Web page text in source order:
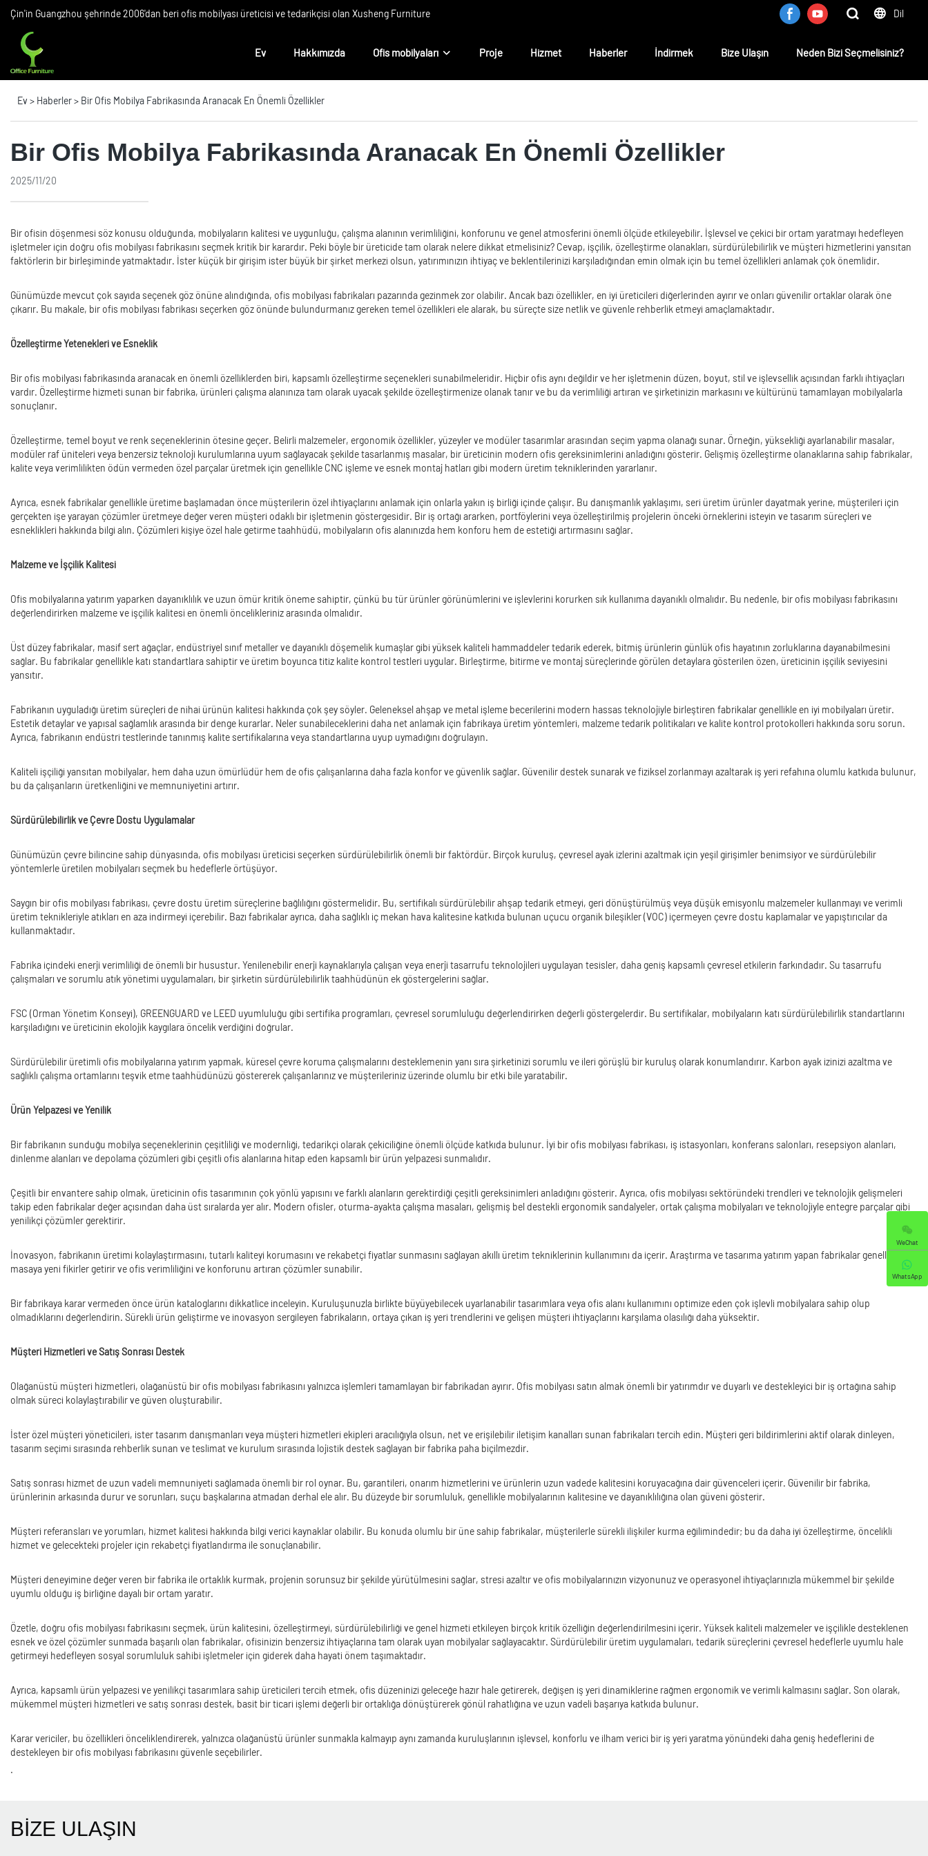
Çin'in Guangzhou şehrinde 2006'dan beri ofis mobilyası üreticisi ve tedarikçisi olan Xusheng Furniture Dil
Ev Hakkımızda Ofis mobilyaları Proje Hizmet Haberler İndirmek Bize Ulaşın Neden Bizi Seçmelisiniz?
Ev > Haberler> Bir Ofis Mobilya Fabrikasında Aranacak En Önemli Özellikler
Bir Ofis Mobilya Fabrikasında Aranacak En Önemli Özellikler
2025/11/20
Bir ofisin döşenmesi söz konusu olduğunda, mobilyaların kalitesi ve uygunluğu, çalışma alanının verimliliğini, konforunu ve genel atmosferini önemli ölçüde etkileyebilir. İşlevsel ve çekici bir ortam yaratmayı hedefleyen
işletmeler için doğru ofis mobilyası fabrikasını seçmek kritik bir karardır. Peki böyle bir üreticide tam olarak nelere dikkat etmelisiniz? Cevap, işçilik, özelleştirme olanakları, sürdürülebilirlik ve müşteri hizmetlerini yansıtan
faktörlerin bir birleşiminde yatmaktadır. İster küçük bir girişim ister büyük bir şirket merkezi olsun, yatırımınızın ihtiyaç ve beklentilerinizi karşıladığından emin olmak için bu temel özellikleri anlamak çok önemlidir.
Günümüzde mevcut çok sayıda seçenek göz önüne alındığında, ofis mobilyası fabrikaları pazarında gezinmek zor olabilir. Ancak bazı özellikler, en iyi üreticileri diğerlerinden ayırır ve onları güvenilir ortaklar olarak öne
çıkarır. Bu makale, bir ofis mobilyası fabrikası seçerken göz önünde bulundurmanız gereken temel özellikleri ele alarak, bu süreçte size netlik ve güvenle rehberlik etmeyi amaçlamaktadır.
Özelleştirme Yetenekleri ve Esneklik
Bir ofis mobilyası fabrikasında aranacak en önemli özelliklerden biri, kapsamlı özelleştirme seçenekleri sunabilmeleridir. Hiçbir ofis aynı değildir ve her işletmenin düzen, boyut, stil ve işlevsellik açısından farklı ihtiyaçları
vardır. Özelleştirme hizmeti sunan bir fabrika, ürünleri çalışma alanınıza tam olarak uyacak şekilde özelleştirmenize olanak tanır ve bu da verimliliği artıran ve şirketinizin markasını ve kültürünü tamamlayan mobilyalarla
sonuçlanır.
Özelleştirme, temel boyut ve renk seçeneklerinin ötesine geçer. Belirli malzemeler, ergonomik özellikler, yüzeyler ve modüler tasarımlar arasından seçim yapma olanağı sunar. Örneğin, yüksekliği ayarlanabilir masalar,
modüler raf üniteleri veya benzersiz teknoloji kurulumlarına uyum sağlayacak şekilde tasarlanmış masalar, bir üreticinin modern ofis gereksinimlerini anladığını gösterir. Gelişmiş özelleştirme olanaklarına sahip fabrikalar,
kalite veya verimlilikten ödün vermeden özel parçalar üretmek için genellikle CNC işleme ve esnek montaj hatları gibi modern üretim tekniklerinden yararlanır.
Ayrıca, esnek fabrikalar genellikle üretime başlamadan önce müşterilerin özel ihtiyaçlarını anlamak için onlarla yakın iş birliği içinde çalışır. Bu danışmanlık yaklaşımı, seri üretim ürünler dayatmak yerine, müşterileri için
gerçekten işe yarayan çözümler üretmeye değer veren müşteri odaklı bir işletmenin göstergesidir. Bir iş ortağı ararken, portföylerini veya özelleştirilmiş projelerin önceki örneklerini isteyin ve tasarım süreçleri ve
esneklikleri hakkında bilgi alın. Çözümleri kişiye özel hale getirme taahhüdü, mobilyaların ofis alanınızda hem konforu hem de estetiği artırmasını sağlar.
Malzeme ve İşçilik Kalitesi
Ofis mobilyalarına yatırım yaparken dayanıklılık ve uzun ömür kritik öneme sahiptir, çünkü bu tür ürünler görünümlerini ve işlevlerini korurken sık kullanıma dayanıklı olmalıdır. Bu nedenle, bir ofis mobilyası fabrikasını
değerlendirirken malzeme ve işçilik kalitesi en önemli öncelikleriniz arasında olmalıdır.
Üst düzey fabrikalar, masif sert ağaçlar, endüstriyel sınıf metaller ve dayanıklı döşemelik kumaşlar gibi yüksek kaliteli hammaddeler tedarik ederek, bitmiş ürünlerin günlük ofis hayatının zorluklarına dayanabilmesini
sağlar. Bu fabrikalar genellikle katı standartlara sahiptir ve üretim boyunca titiz kalite kontrol testleri uygular. Birleştirme, bitirme ve montaj süreçlerinde görülen detaylara gösterilen özen, üreticinin işçilik seviyesini
yansıtır.
Fabrikanın uyguladığı üretim süreçleri de nihai ürünün kalitesi hakkında çok şey söyler. Geleneksel ahşap ve metal işleme becerilerini modern hassas teknolojiyle birleştiren fabrikalar genellikle en iyi mobilyaları üretir.
Estetik detaylar ve yapısal sağlamlık arasında bir denge kurarlar. Neler sunabileceklerini daha net anlamak için fabrikaya üretim yöntemleri, malzeme tedarik politikaları ve kalite kontrol protokolleri hakkında soru sorun.
Ayrıca, fabrikanın endüstri testlerinde tanınmış kalite sertifikalarına veya standartlarına uyup uymadığını doğrulayın.
Kaliteli işçiliği yansıtan mobilyalar, hem daha uzun ömürlüdür hem de ofis çalışanlarına daha fazla konfor ve güvenlik sağlar. Güvenilir destek sunarak ve fiziksel zorlanmayı azaltarak iş yeri refahına olumlu katkıda bulunur,
bu da çalışanların üretkenliğini ve memnuniyetini artırır.
Sürdürülebilirlik ve Çevre Dostu Uygulamalar
Günümüzün çevre bilincine sahip dünyasında, ofis mobilyası üreticisi seçerken sürdürülebilirlik önemli bir faktördür. Birçok kuruluş, çevresel ayak izlerini azaltmak için yeşil girişimler benimsiyor ve sürdürülebilir
yöntemlerle üretilen mobilyaları seçmek bu hedeflerle örtüşüyor.
Saygın bir ofis mobilyası fabrikası, çevre dostu üretim süreçlerine bağlılığını göstermelidir. Bu, sertifikalı sürdürülebilir ahşap tedarik etmeyi, geri dönüştürülmüş veya düşük emisyonlu malzemeler kullanmayı ve verimli
üretim teknikleriyle atıkları en aza indirmeyi içerebilir. Bazı fabrikalar ayrıca, daha sağlıklı iç mekan hava kalitesine katkıda bulunan uçucu organik bileşikler (VOC) içermeyen çevre dostu kaplamalar ve yapıştırıcılar da
kullanmaktadır.
Fabrika içindeki enerji verimliliği de önemli bir husustur. Yenilenebilir enerji kaynaklarıyla çalışan veya enerji tasarrufu teknolojileri uygulayan tesisler, daha geniş kapsamlı çevresel etkilerin farkındadır. Su tasarrufu
çalışmaları ve sorumlu atık yönetimi uygulamaları, bir şirketin sürdürülebilirlik taahhüdünün ek göstergelerini sağlar.
FSC (Orman Yönetim Konseyi), GREENGUARD ve LEED uyumluluğu gibi sertifika programları, çevresel sorumluluğu değerlendirirken değerli göstergelerdir. Bu sertifikalar, mobilyaların katı sürdürülebilirlik standartlarını
karşıladığını ve üreticinin ekolojik kaygılara öncelik verdiğini doğrular.
Sürdürülebilir üretimli ofis mobilyalarına yatırım yapmak, küresel çevre koruma çalışmalarını desteklemenin yanı sıra şirketinizi sorumlu ve ileri görüşlü bir kuruluş olarak konumlandırır. Karbon ayak izinizi azaltma ve
sağlıklı çalışma ortamlarını teşvik etme taahhüdünüzü göstererek çalışanlarınız ve müşterileriniz üzerinde olumlu bir etki bile yaratabilir.
Ürün Yelpazesi ve Yenilik
Bir fabrikanın sunduğu mobilya seçeneklerinin çeşitliliği ve modernliği, tedarikçi olarak çekiciliğine önemli ölçüde katkıda bulunur. İyi bir ofis mobilyası fabrikası, iş istasyonları, konferans salonları, resepsiyon alanları,
dinlenme alanları ve depolama çözümleri gibi çeşitli ofis alanlarına hitap eden kapsamlı bir ürün yelpazesi sunmalıdır.
Çeşitli bir envantere sahip olmak, üreticinin ofis tasarımının çok yönlü yapısını ve farklı alanların gerektirdiği çeşitli gereksinimleri anladığını gösterir. Ayrıca, ofis mobilyası sektöründeki trendleri ve teknolojik gelişmeleri
takip eden fabrikalar değer açısından daha üst sıralarda yer alır. Modern ofisler, oturma-ayakta çalışma masaları, gelişmiş bel destekli ergonomik sandalyeler, ortak çalışma mobilyaları ve teknolojiyle entegre parçalar gibi
yenilikçi çözümler gerektirir.
İnovasyon, fabrikanın üretimi kolaylaştırmasını, tutarlı kaliteyi korumasını ve rekabetçi fiyatlar sunmasını sağlayan akıllı üretim tekniklerinin kullanımını da içerir. Araştırma ve tasarıma yatırım yapan fabrikalar genellikle
masaya yeni fikirler getirir ve ofis verimliliğini ve konforunu artıran çözümler sunabilir.
Bir fabrikaya karar vermeden önce ürün kataloglarını dikkatlice inceleyin. Kuruluşunuzla birlikte büyüyebilecek uyarlanabilir tasarımlara veya ofis alanı kullanımını optimize eden çok işlevli mobilyalara sahip olup
olmadıklarını değerlendirin. Sürekli ürün geliştirme ve inovasyon sergileyen fabrikaların, ortaya çıkan iş yeri trendlerini ve gelişen müşteri ihtiyaçlarını karşılama olasılığı daha yüksektir.
Müşteri Hizmetleri ve Satış Sonrası Destek
Olağanüstü müşteri hizmetleri, olağanüstü bir ofis mobilyası fabrikasını yalnızca işlemleri tamamlayan bir fabrikadan ayırır. Ofis mobilyası satın almak önemli bir yatırımdır ve duyarlı ve destekleyici bir iş ortağına sahip
olmak süreci kolaylaştırabilir ve güven oluşturabilir.
İster özel müşteri yöneticileri, ister tasarım danışmanları veya müşteri hizmetleri ekipleri aracılığıyla olsun, net ve erişilebilir iletişim kanalları sunan fabrikaları tercih edin. Müşteri geri bildirimlerini aktif olarak dinleyen,
tasarım seçimi sırasında rehberlik sunan ve teslimat ve kurulum sırasında lojistik destek sağlayan bir fabrika paha biçilmezdir.
Satış sonrası hizmet de uzun vadeli memnuniyeti sağlamada önemli bir rol oynar. Bu, garantileri, onarım hizmetlerini ve ürünlerin uzun vadede kalitesini koruyacağına dair güvenceleri içerir. Güvenilir bir fabrika,
ürünlerinin arkasında durur ve sorunları, suçu başkalarına atmadan derhal ele alır. Bu düzeyde bir sorumluluk, genellikle mobilyalarının kalitesine ve dayanıklılığına olan güveni gösterir.
Müşteri referansları ve yorumları, hizmet kalitesi hakkında bilgi verici kaynaklar olabilir. Bu konuda olumlu bir üne sahip fabrikalar, müşterilerle sürekli ilişkiler kurma eğilimindedir; bu da daha iyi özelleştirme, öncelikli
hizmet ve gelecekteki projeler için rekabetçi fiyatlandırma ile sonuçlanabilir.
Müşteri deneyimine değer veren bir fabrika ile ortaklık kurmak, projenin sorunsuz bir şekilde yürütülmesini sağlar, stresi azaltır ve ofis mobilyalarınızın vizyonunuz ve operasyonel ihtiyaçlarınızla mükemmel bir şekilde
uyumlu olduğu iş birliğine dayalı bir ortam yaratır.
Özetle, doğru ofis mobilyası fabrikasını seçmek, ürün kalitesini, özelleştirmeyi, sürdürülebilirliği ve genel hizmeti etkileyen birçok kritik özelliğin değerlendirilmesini içerir. Yüksek kaliteli malzemeler ve işçilikle desteklenen
esnek ve özel çözümler sunmada başarılı olan fabrikalar, ofisinizin benzersiz ihtiyaçlarına tam olarak uyan mobilyalar sağlayacaktır. Sürdürülebilir üretim uygulamaları, tedarik süreçlerini çevresel hedeflerle uyumlu hale
getirmeyi hedefleyen sosyal sorumluluk sahibi işletmeler için giderek daha hayati önem taşımaktadır.
Ayrıca, kapsamlı ürün yelpazesi ve yenilikçi tasarımlara sahip üreticileri tercih etmek, ofis düzeninizi geleceğe hazır hale getirerek, değişen iş yeri dinamiklerine rağmen ergonomik ve verimli kalmasını sağlar. Son olarak,
mükemmel müşteri hizmetleri ve satış sonrası destek, basit bir ticari işlemi değerli bir ortaklığa dönüştürerek gönül rahatlığına ve uzun vadeli başarıya katkıda bulunur.
Karar vericiler, bu özellikleri önceliklendirerek, yalnızca olağanüstü ürünler sunmakla kalmayıp aynı zamanda kuruluşlarının işlevsel, konforlu ve ilham verici bir iş yeri yaratma yönündeki daha geniş hedeflerini de
destekleyen bir ofis mobilyası fabrikasını güvenle seçebilirler.
.
BİZE ULAŞIN
WeChat
WhatsApp